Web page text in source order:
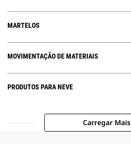
MARTELOS
MOVIMENTAÇÃO DE MATERIAIS
PRODUTOS PARA NEVE
Carregar Mais